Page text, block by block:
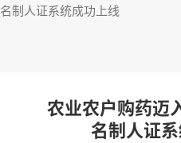
名制人证系统成功上线
农业农户购药迈
名制人证